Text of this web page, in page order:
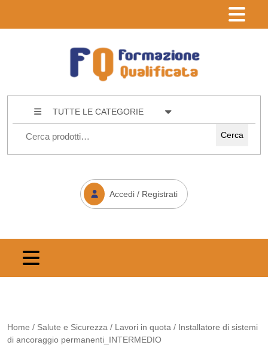
TUTTE LE CATEGORIE
Cerca
Accedi / Registrati
Home / Salute e Sicurezza / Lavori in quota / Installatore di sistemi
di ancoraggio permanenti_INTERMEDIO